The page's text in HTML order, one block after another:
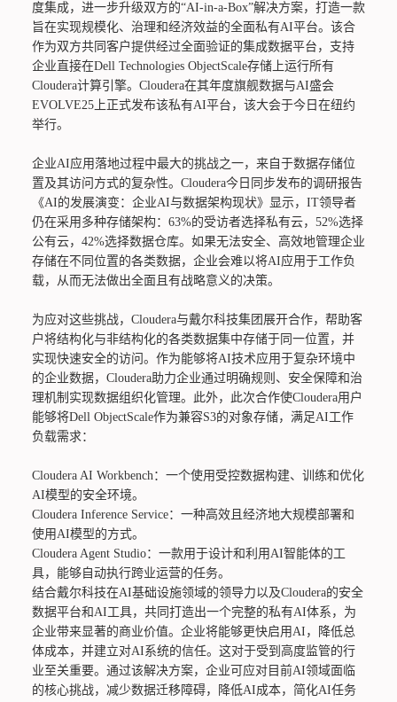
度集成，进一步升级双方的“AI-in-a-Box”解决方案，打造一款
旨在实现规模化、治理和经济效益的全面私有AI平台。该合
作为双方共同客户提供经过全面验证的集成数据平台，支持
企业直接在Dell Technologies ObjectScale存储上运行所有
Cloudera计算引擎。Cloudera在其年度旗舰数据与AI盛会
EVOLVE25上正式发布该私有AI平台，该大会于今日在纽约
举行。
企业AI应用落地过程中最大的挑战之一，来自于数据存储位
置及其访问方式的复杂性。Cloudera今日同步发布的调研报告
《AI的发展演变：企业AI与数据架构现状》显示，IT领导者
仍在采用多种存储架构：63%的受访者选择私有云，52%选择
公有云，42%选择数据仓库。如果无法安全、高效地管理企业
存储在不同位置的各类数据，企业会难以将AI应用于工作负
载，从而无法做出全面且有战略意义的决策。
为应对这些挑战，Cloudera与戴尔科技集团展开合作，帮助客
户将结构化与非结构化的各类数据集中存储于同一位置，并
实现快速安全的访问。作为能够将AI技术应用于复杂环境中
的企业数据，Cloudera助力企业通过明确规则、安全保障和治
理机制实现数据组织化管理。此外，此次合作使Cloudera用户
能够将Dell ObjectScale作为兼容S3的对象存储，满足AI工作
负载需求：
Cloudera AI Workbench：一个使用受控数据构建、训练和优化
AI模型的安全环境。
Cloudera Inference Service：一种高效且经济地大规模部署和
使用AI模型的方式。
Cloudera Agent Studio：一款用于设计和利用AI智能体的工
具，能够自动执行跨业运营的任务。
结合戴尔科技在AI基础设施领域的领导力以及Cloudera的安全
数据平台和AI工具，共同打造出一个完整的私有AI体系，为
企业带来显著的商业价值。企业将能够更快启用AI，降低总
体成本，并建立对AI系统的信任。这对于受到高度监管的行
业至关重要。通过该解决方案，企业可应对目前AI领域面临
的核心挑战，减少数据迁移障碍，降低AI成本，简化AI任务